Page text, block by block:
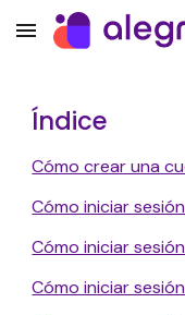
Skip to main content
Índice
Cómo crear una
Cómo iniciar
Cómo iniciar
Cómo iniciar